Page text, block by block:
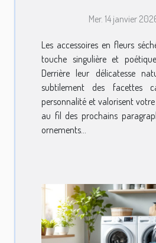
personnalité?
Mer. 14 janvier
Les accessoires en fleurs
touche singulière et
Derrière leur délicatesse
subtilement des facettes
personnalité et valorisent
au fil des prochains
ornements...